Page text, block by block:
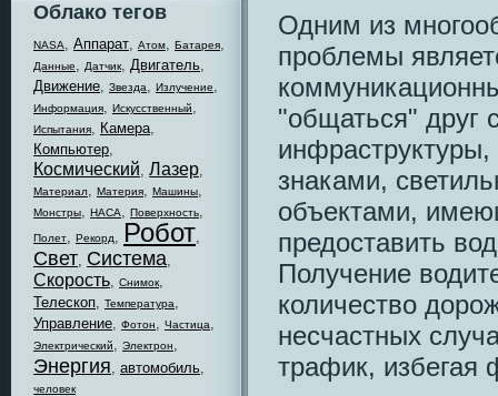
Облако тегов
NASA, Аппарат, Атом, Батарея,
Данные, Датчик, Двигатель,
Движение, Звезда, Излучение,
Информация, Искусственный,
Испытания, Камера,
Компьютер,
Космический, Лазер,
Материал, Материя, Машины,
Монстры, НАСА, Поверхность,
Полет, Рекорд, Робот,
Свет, Система,
Скорость, Снимок,
Телескоп, Температура,
Управление, Фотон, Частица,
Электрический, Электрон,
Энергия, автомобиль,
человек
Одним из
проблемы
"общаться" друг
знаками,
объектами,
предоставить
Получение
количество
несчастных
трафик, избегая